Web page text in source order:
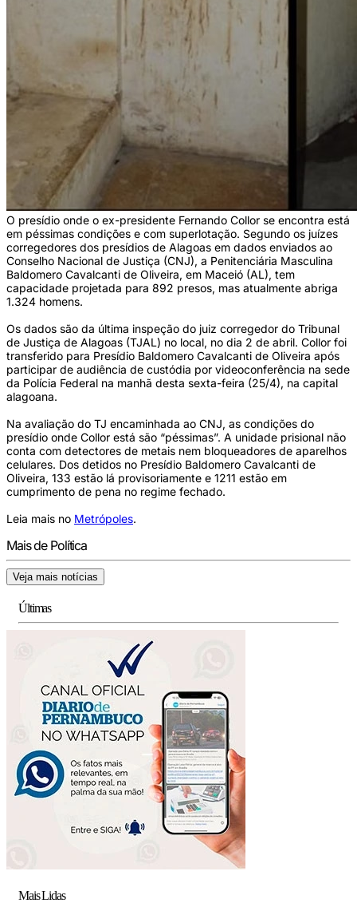
O presídio onde o ex-presidente Fernando Collor se encontra está
em péssimas condições e com superlotação. Segundo os juízes
corregedores dos presídios de Alagoas em dados enviados ao
Conselho Nacional de Justiça (CNJ), a Penitenciária Masculina
Baldomero Cavalcanti de Oliveira, em Maceió (AL), tem
capacidade projetada para 892 presos, mas atualmente abriga
1.324 homens.
Os dados são da última inspeção do juiz corregedor do Tribunal
de Justiça de Alagoas (TJAL) no local, no dia 2 de abril. Collor foi
transferido para Presídio Baldomero Cavalcanti de Oliveira após
participar de audiência de custódia por videoconferência na sede
da Polícia Federal na manhã desta sexta-feira (25/4), na capital
alagoana.
Na avaliação do TJ encaminhada ao CNJ, as condições do
presídio onde Collor está são “péssimas”. A unidade prisional não
conta com detectores de metais nem bloqueadores de aparelhos
celulares. Dos detidos no Presídio Baldomero Cavalcanti de
Oliveira, 133 estão lá provisoriamente e 1211 estão em
cumprimento de pena no regime fechado.
Leia mais no Metrópoles.
Mais de Política
Veja mais notícias
Últimas
Mais Lidas